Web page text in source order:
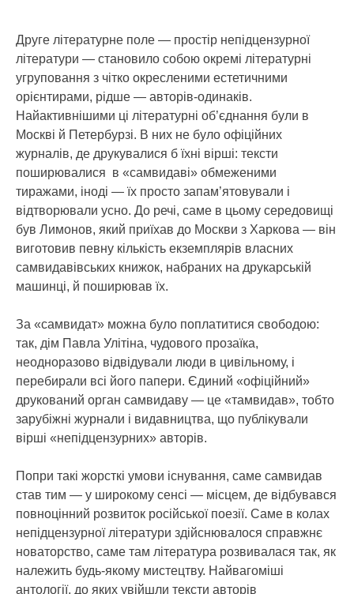
Друге літературне поле — простір непідцензурної
літератури — становило собою окремі літературні
угруповання з чітко окресленими естетичними
орієнтирами, рідше — авторів-одинаків.
Найактивнішими ці літературні об’єднання були в
Москві й Петербурзі. В них не було офіційних
журналів, де друкувалися б їхні вірші: тексти
поширювалися в «самвидаві» обмеженими
тиражами, іноді — їх просто запам’ятовували і
відтворювали усно. До речі, саме в цьому середовищі
був Лимонов, який приїхав до Москви з Харкова — він
виготовив певну кількість екземплярів власних
самвидавівських книжок, набраних на друкарській
машинці, й поширював їх.
За «самвидат» можна було поплатитися свободою:
так, дім Павла Улітіна, чудового прозаїка,
неодноразово відвідували люди в цивільному, і
перебирали всі його папери. Єдиний «офіційний»
друкований орган самвидаву — це «тамвидав», тобто
зарубіжні журнали і видавництва, що публікували
вірші «непідцензурних» авторів.
Попри такі жорсткі умови існування, саме самвидав
став тим — у широкому сенсі — місцем, де відбувався
повноцінний розвиток російської поезії. Саме в колах
непідцензурної літератури здійснювалося справжнє
новаторство, саме там література розвивалася так, як
належить будь-якому мистецтву. Найвагоміші
антології, до яких увійшли тексти авторів